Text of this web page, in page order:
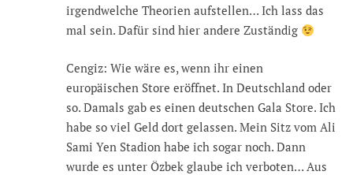
irgendwelche Theorien aufstellen… Ich lass das
mal sein. Dafür sind hier andere Zuständig
Cengiz: Wie wäre es, wenn ihr einen
europäischen Store eröffnet. In Deutschland oder
so. Damals gab es einen deutschen Gala Store. Ich
habe so viel Geld dort gelassen. Mein Sitz vom Ali
Sami Yen Stadion habe ich sogar noch. Dann
wurde es unter Özbek glaube ich verboten… Aus